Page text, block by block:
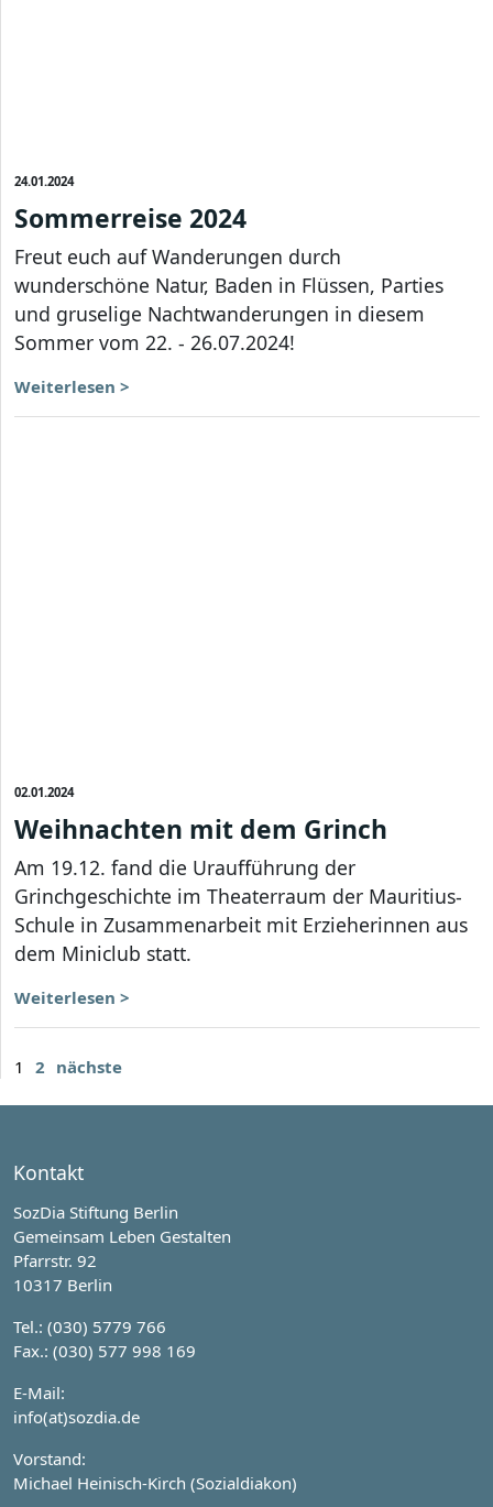
24.01.2024
Sommerreise 2024
Freut euch auf Wanderungen durch
wunderschöne Natur, Baden in Flüssen, Parties
und gruselige Nachtwanderungen in diesem
Sommer vom 22. - 26.07.2024!
Weiterlesen >
02.01.2024
Weihnachten mit dem Grinch
Am 19.12. fand die Uraufführung der
Grinchgeschichte im Theaterraum der Mauritius-
Schule in Zusammenarbeit mit Erzieherinnen aus
dem Miniclub statt.
Weiterlesen >
1 2 nächste
Kontakt
SozDia Stiftung Berlin
Gemeinsam Leben Gestalten
Pfarrstr. 92
10317 Berlin
Tel.: (030) 5779 766
Fax.: (030) 577 998 169
E-Mail:
info(at)sozdia.de
Vorstand:
Michael Heinisch-Kirch (Sozialdiakon)